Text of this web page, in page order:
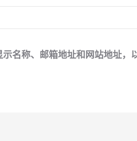
名称、邮箱地址和网站地址，